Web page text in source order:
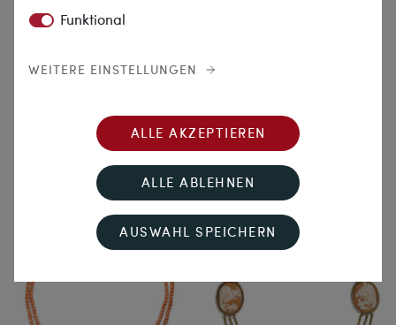
Garibaldimuster, Deutschland
um 1960
& Diamanten, um 1900 und
später
Funktional
WEITERE EINSTELLUNGEN
ALLE AKZEPTIEREN
ALLE ABLEHNEN
AUSWAHL SPEICHERN